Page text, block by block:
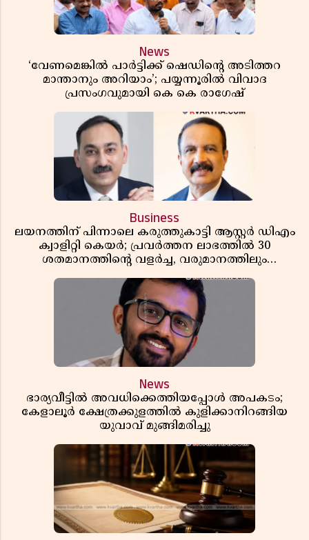
News
‘വേണമെങ്കിൽ പാർട്ടിക്ക് ഷെഡിൻ്റെ അടിത്തറ
മാന്താനും അറിയാം’; പയ്യന്നൂരിൽ വിവാദ
പ്രസംഗവുമായി കെ കെ രാഗേഷ്
Business
ലയനത്തിന് പിന്നാലെ കരുത്തുകാട്ടി ആസ്റ്റർ ഡിഎം
ക്വാളിറ്റി കെയർ; പ്രവർത്തന ലാഭത്തിൽ 30
ശതമാനത്തിൻ്റെ വളർച്ച, വരുമാനത്തിലും
റിപ്പോർട്ട് പുറത്ത്
News
ഭാര്യവീട്ടിൽ അവധിക്കെത്തിയപ്പോൾ അപകടം;
കേളാലൂർ ക്ഷേത്രക്കുളത്തിൽ കുളിക്കാനിറങ്ങിയ
യുവാവ് മുങ്ങിമരിച്ചു